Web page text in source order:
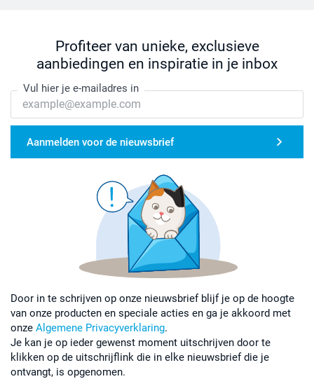
Profiteer van unieke, exclusieve
aanbiedingen en inspiratie in je inbox
Vul hier je e-mailadres in
Aanmelden voor de nieuwsbrief
Door in te schrijven op onze nieuwsbrief blijf je op de hoogte
van onze producten en speciale acties en ga je akkoord met
onze Algemene Privacyverklaring.
Je kan je op ieder gewenst moment uitschrijven door te
klikken op de uitschrijflink die in elke nieuwsbrief die je
ontvangt, is opgenomen.